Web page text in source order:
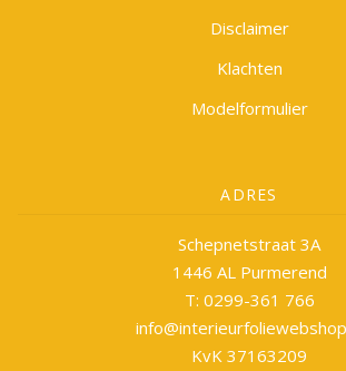
Disclaimer
Klachten
Modelformulier
ADRES
Schepnetstraat 3A
1446 AL Purmerend
T: 0299-361 766
KvK 37163209